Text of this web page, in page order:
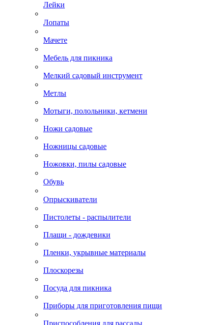
Лейки
Лопаты
Мачете
Мебель для пикника
Мелкий садовый инструмент
Метлы
Мотыги, полольники, кетмени
Ножи садовые
Ножницы садовые
Ножовки, пилы садовые
Обувь
Опрыскиватели
Пистолеты - распылители
Плащи - дождевики
Пленки, укрывные материалы
Плоскорезы
Посуда для пикника
Приборы для приготовления пищи
Приспособления для рассады